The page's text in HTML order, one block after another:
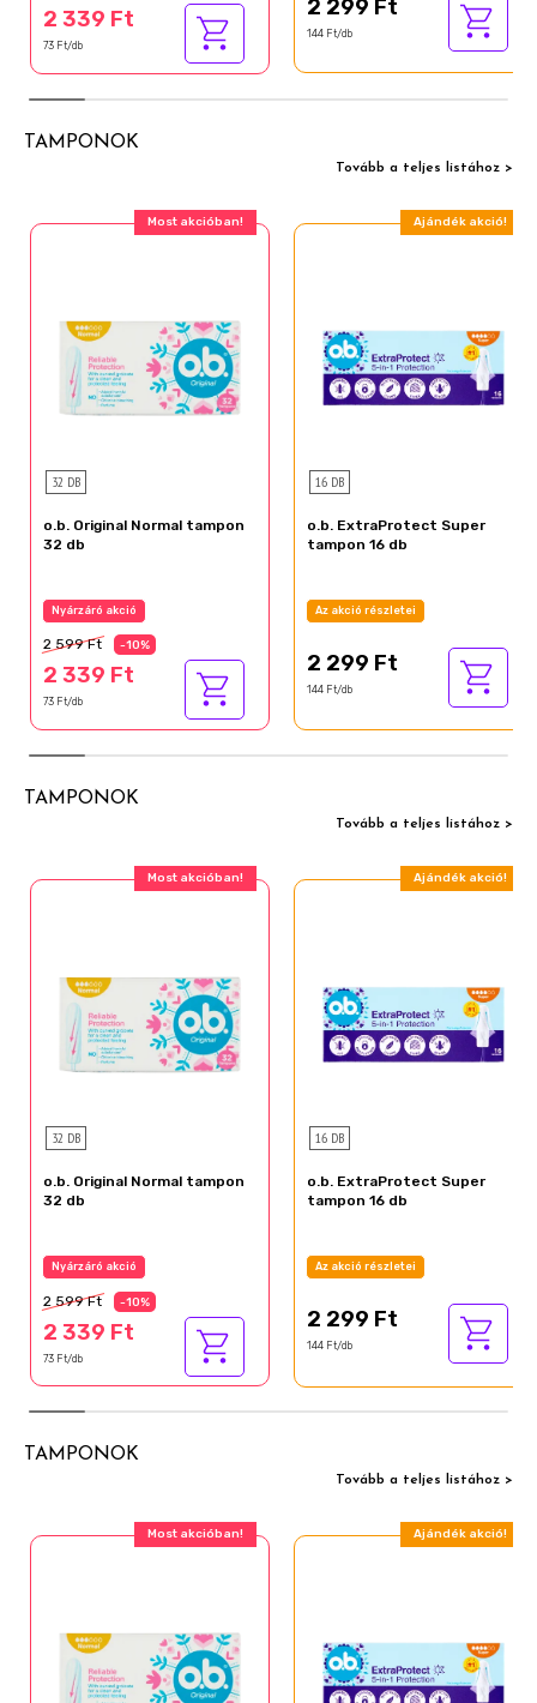
2 339 Ft
73 Ft/db
2 299 Ft
144 Ft/db
TAMPONOK
Tovább a teljes listához >
Most akcióban!
32 DB
o.b. Original Normal tampon
32 db
Nyárzáró akció
2 599 Ft -10%
2 339 Ft
73 Ft/db
Ajándék akció!
16 DB
o.b. ExtraProtect Super
tampon 16 db
Az akció részletei
2 299 Ft
144 Ft/db
TAMPONOK
Tovább a teljes listához >
Most akcióban!
32 DB
o.b. Original Normal tampon
32 db
Nyárzáró akció
2 599 Ft -10%
2 339 Ft
73 Ft/db
Ajándék akció!
16 DB
o.b. ExtraProtect Super
tampon 16 db
Az akció részletei
2 299 Ft
144 Ft/db
TAMPONOK
Tovább a teljes listához >
Most akcióban! Ajándék akció!